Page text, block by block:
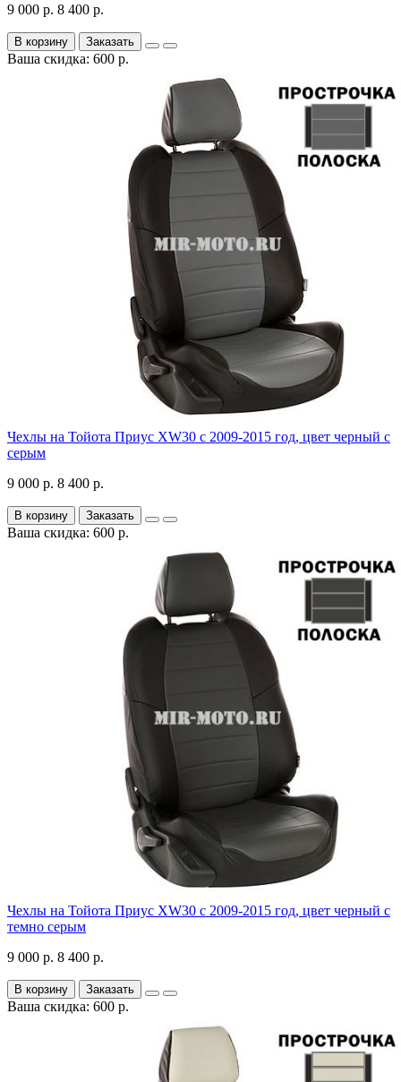
9 000 р. 8 400 р.
В корзину Заказать
Ваша скидка: 600 р.
Чехлы на Тойота Приус XW30 с 2009-2015 год, цвет черный с
серым
9 000 р. 8 400 р.
В корзину Заказать
Ваша скидка: 600 р.
Чехлы на Тойота Приус XW30 с 2009-2015 год, цвет черный с
темно серым
9 000 р. 8 400 р.
В корзину Заказать
Ваша скидка: 600 р.